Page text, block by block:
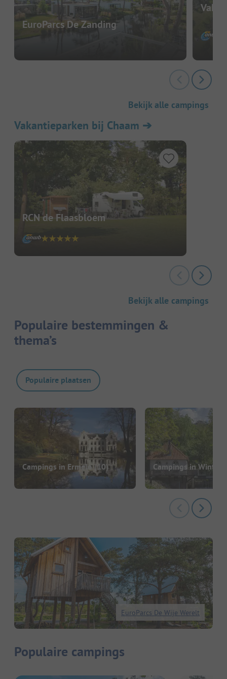
EuroParcs De Zanding
Bekijk alle campings
Vakantieparken bij Chaam ➔
RCN de Flaasbloem
Bekijk alle campings
Populaire bestemmingen &
thema’s
Populaire plaatsen
Campings in Ermelo(10) Campings in
EuroParcs De Wije Werelt
Populaire campings